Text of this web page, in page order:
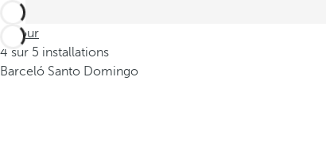
Retour
4 sur 5 installations
Barceló Santo Domingo